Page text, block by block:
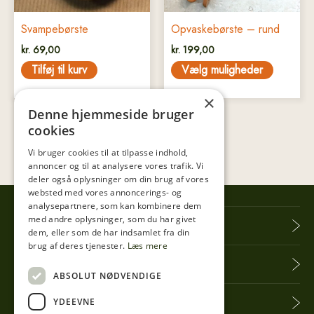
Svampebørste
kr. 69,00
Tilføj til kurv
Opvaskebørste – rund
kr. 199,00
Vælg muligheder
varesiden
Tibberup Høkeren
Information
Praktisk info
×
Denne hjemmeside bruger
cookies
Vi bruger cookies til at tilpasse indhold,
annoncer og til at analysere vores trafik. Vi
deler også oplysninger om din brug af vores
websted med vores annoncerings- og
analysepartnere, som kan kombinere dem
med andre oplysninger, som du har givet
dem, eller som de har indsamlet fra din
brug af deres tjenester. Læs mere
ABSOLUT NØDVENDIGE
YDEEVNE